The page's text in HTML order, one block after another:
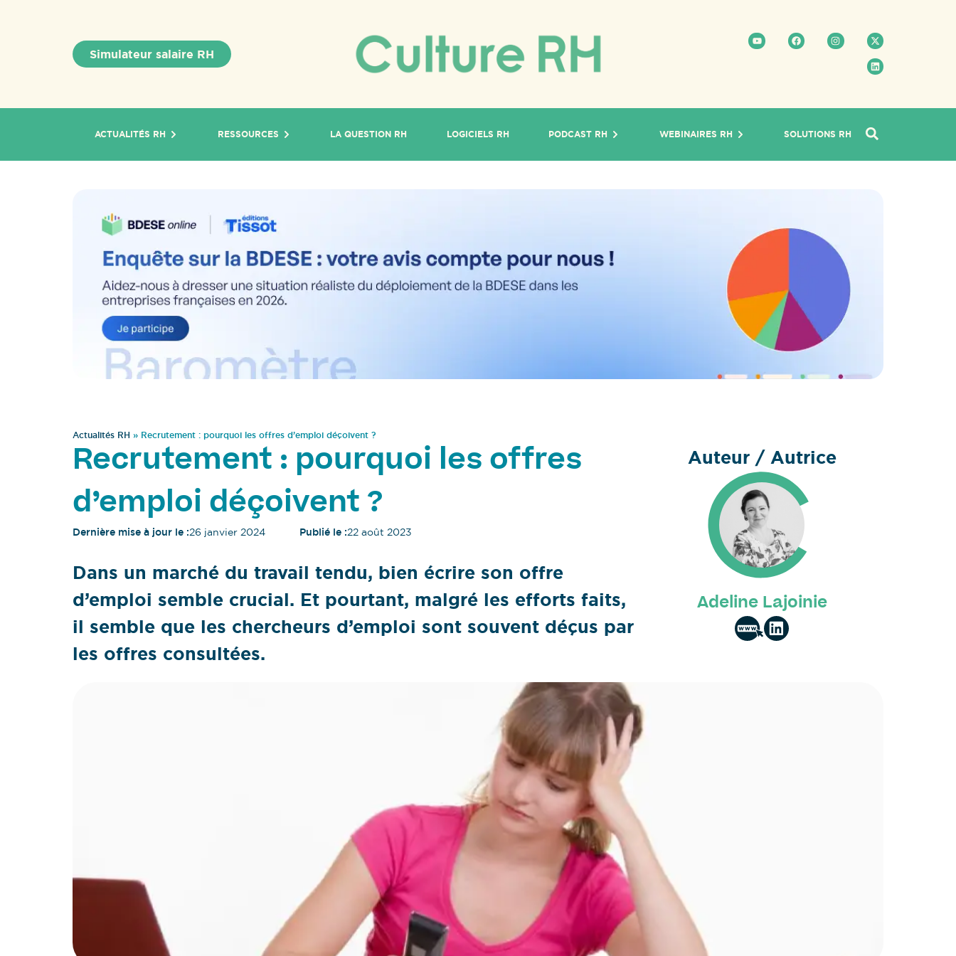
Simulateur salaire RH
ACTUALITÉS RH RESSOURCES LA QUESTION RH LOGICIELS RH PODCAST RH WEBINAIRES RH SOLUTIONS RH
Actualités RH » Recrutement : pourquoi les offres d’emploi déçoivent ?
Recrutement : pourquoi les offres
d’emploi déçoivent ?
Dernière mise à jour le :26 janvier 2024 Publié le :22 août 2023
Dans un marché du travail tendu, bien écrire son offre
d’emploi semble crucial. Et pourtant, malgré les efforts faits,
il semble que les chercheurs d’emploi sont souvent déçus par
les offres consultées.
Auteur / Autrice
Adeline Lajoinie